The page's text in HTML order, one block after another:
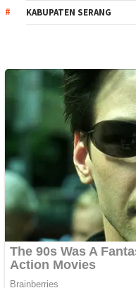
KABUPATEN SERANG